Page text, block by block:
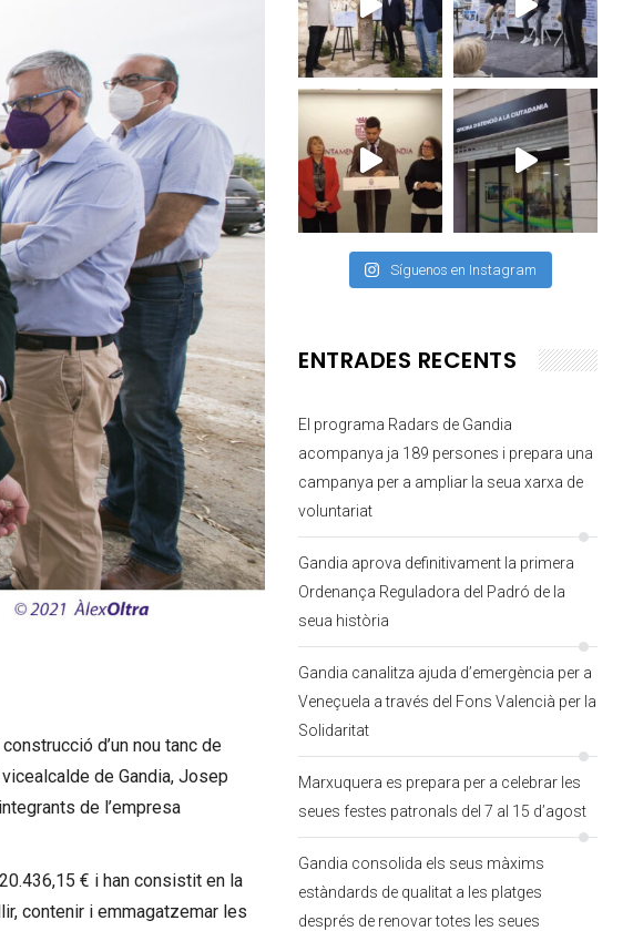
d’un nou tanc de
de Gandia, Josep
de l’empresa
€ i han consistit en la
contenir i emmagatzemar les
Síguenos en Instagram
ENTRADES RECENTS
El programa Radars de Gandia
acompanya ja 189 persones i prepara una
campanya per a ampliar la seua xarxa de
voluntariat
Gandia aprova definitivament la primera
Ordenança Reguladora del Padró de la
seua història
Gandia canalitza ajuda d’emergència per a
Veneçuela a través del Fons Valencià per la
Solidaritat
Marxuquera es prepara per a celebrar les
seues festes patronals del 7 al 15 d’agost
Gandia consolida els seus màxims
estàndards de qualitat a les platges
després de renovar totes les seues